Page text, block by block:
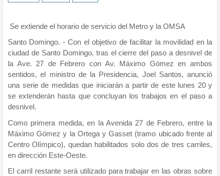
Se extiende el horario de servicio del Metro y la OMSA
Santo Domingo. - Con el objetivo de facilitar la movilidad en la
ciudad de Santo Domingo, tras el cierre del paso a desnivel de
la Ave. 27 de Febrero con Av. Máximo Gómez en ambos
sentidos, el ministro de la Presidencia, Joel Santos, anunció
una serie de medidas que iniciarán a partir de este lunes 20 y
se extenderán hasta que concluyan los trabajos en el paso a
desnivel.
Como primera medida, en la Avenida 27 de Febrero, entre la
Máximo Gómez y la Ortega y Gasset (tramo ubicado frente al
Centro Olímpico), quedan habilitados solo dos de tres carriles,
en dirección Este-Oeste.
El carril restante será utilizado para trabajar en las obras sobre